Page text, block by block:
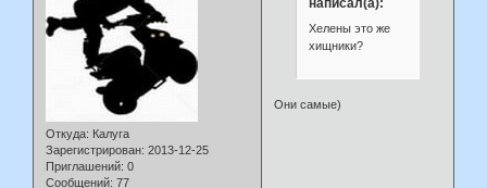
Откуда: Калуга
Зарегистрирован: 2013-12-25
Приглашений: 0
Сообщений: 77
Хелены это же
хищники?
Они самые)